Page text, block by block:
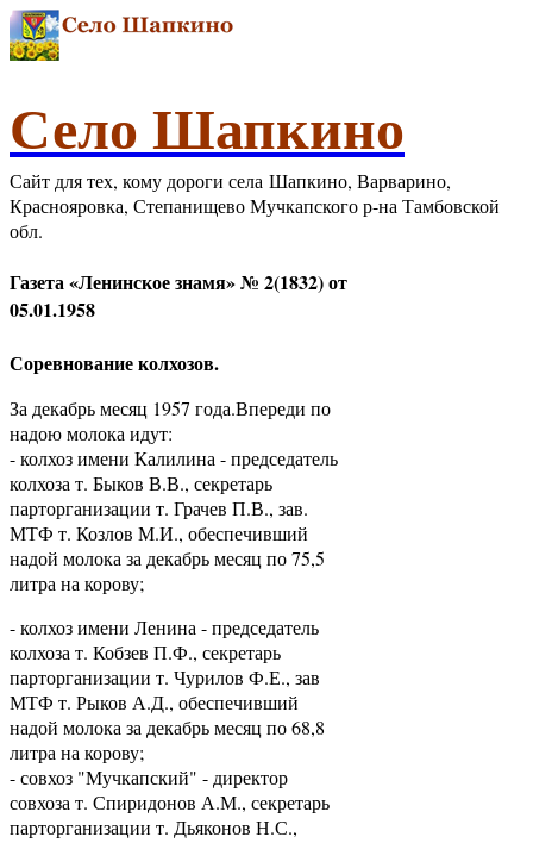
Село Шапкино
Сайт для тех, кому дороги села Шапкино, Варварино,
Краснояровка, Степанищево Мучкапского р-на Тамбовской
обл.
Газета «Ленинское знамя» № 2(1832) от
05.01.1958
Соревнование колхозов.
За декабрь месяц 1957 года.Впереди по
надою молока идут:
- колхоз имени Калилина - председатель
колхоза т. Быков В.В., секретарь
парторганизации т. Грачев П.В., зав.
МТФ т. Козлов М.И., обеспечивший
надой молока за декабрь месяц по 75,5
литра на корову;
- колхоз имени Ленина - председатель
колхоза т. Кобзев П.Ф., секретарь
парторганизации т. Чурилов Ф.Е., зав
МТФ т. Рыков А.Д., обеспечивший
надой молока за декабрь месяц по 68,8
литра на корову;
- совхоз "Мучкапский" - директор
совхоза т. Спиридонов А.М., секретарь
парторганизации т. Дьяконов Н.С.,